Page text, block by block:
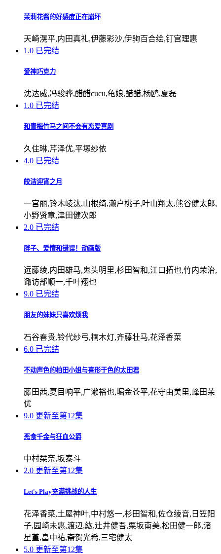
茉莉花酱的好感度正在崩坏
天崎滉平,内田真礼,伊藤彩沙,伊驹百合绘,钉宫理惠
1.0 已完结
爱神巧克力
沈达威,冯骏骅,醋醋cucu,龟娘,醋醋,杨鸥,夏磊
1.0 已完结
和青梅竹马之间不会有恋爱喜剧
久住琳,芹泽优,平塚纱依
4.0 已完结
皎洁迎宵之月
一宫丽,铃木崚汰,山根绮,濑户桃子,叶山翔太,熊谷健太郎,
小野贤章,津田健次郎
2.0 已完结
胖子、爱情和错误！动画版
远藤绫,内田雄马,鬼头明里,杉田智和,江口拓也,竹内荣治,
诹访部顺一,千叶翔也
9.0 已完结
朋友的妹妹只喜欢烦我
石谷春贵,铃代纱弓,楠木灯,齐藤壮马,花泽香菜
6.0 已完结
不动声色的柏田小姐与喜形于色的太田君
藤田茜,夏目响平,广濑裕也,堀金苍平,花守由美里,峰田茉
优
9.0 更新至第12集
恶食千金与狂血公爵
中村栞奈,坂泰斗
2.0 更新至第12集
Let's Play充满挑战的人生
花泽香菜,土屋神叶,中村悠一,杉田智和,佐仓绫音,日笠阳
子,园崎未惠,渡辺,紘,辻井健吾,栗坂南美,松田健一郎,诸
星堇,畠中祐,斋贺光希,三宅健太
5.0 更新至第12集